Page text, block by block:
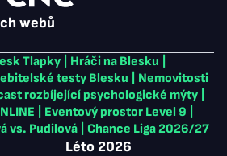
webů
Tlapky Hráči na Blesku
testy Blesku
Nemovitosti
rozbíjející psychologické mýty
Eventový prostor Level 9
vs. Pudilová
Chance Liga 2026/27
Léto 2026